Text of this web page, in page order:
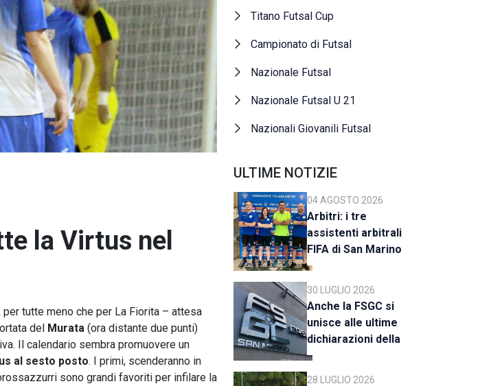
la Virtus nel
per tutte meno che per La Fiorita – attesa
del Murata (ora distante due punti)
Il calendario sembra promuovere un
al sesto posto. I primi, scenderanno in
sono grandi favoriti per infilare la
Titano Futsal Cup
Campionato di Futsal
Nazionale Futsal
Nazionale Futsal U 21
Nazionali Giovanili Futsal
ULTIME NOTIZIE
04 AGOSTO 2026
Arbitri: i tre
assistenti arbitrali
FIFA di San Marino
al raduno della CAN
C
30 LUGLIO 2026
Anche la FSGC si
unisce alle ultime
dichiarazioni della
UEFA
28 LUGLIO 2026